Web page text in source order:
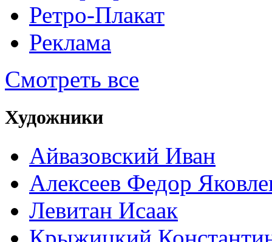
Ретро-Плакат
Реклама
Смотреть все
Художники
Айвазовский Иван
Алексеев Федор
Левитан Исаак